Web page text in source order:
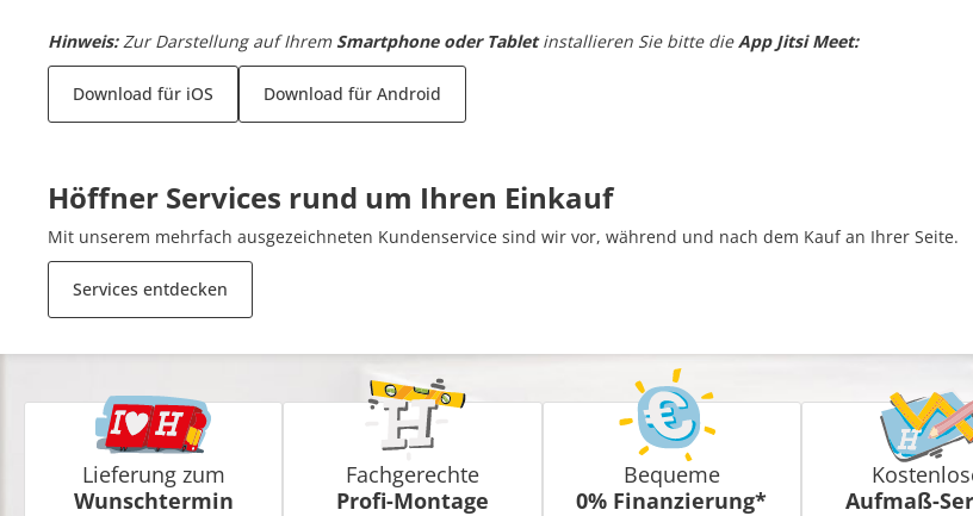
Hinweis: Zur Darstellung auf Ihrem Smartphone oder Tabletinstallieren Sie bitte dieApp Jitsi Meet:
Download für iOS Download für Android
Höffner Services rund um Ihren Einkauf
Mit unserem mehrfach ausgezeichneten Kundenservice sind wir vor, während und nach dem Kauf an Ihrer Seite.
Services entdecken
Lieferung zum
Wunschtermin
Fachgerechte
Profi-Montage
Bequeme
0% Finanzierung*
Aufmaß-